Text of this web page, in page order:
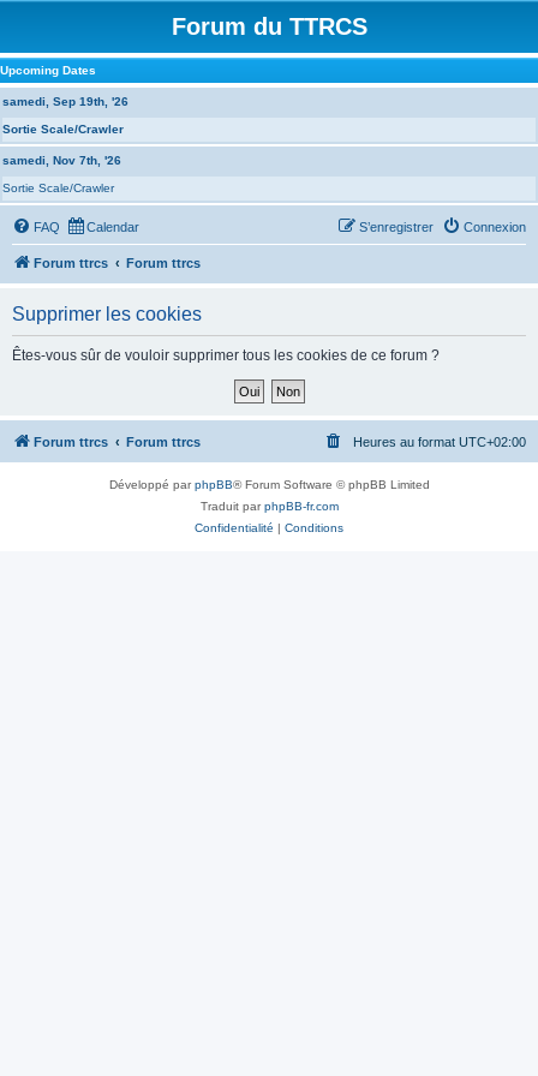
Forum du TTRCS
Upcoming Dates
samedi, Sep 19th, '26
Sortie Scale/Crawler
samedi, Nov 7th, '26
Sortie Scale/Crawler
FAQ Calendar Connexion
S’enregistrer
Forum ttrcs Forum ttrcs
Supprimer les cookies
Êtes-vous sûr de vouloir supprimer tous les cookies de ce forum ?
Forum ttrcs Forum ttrcs Heures au format UTC+02:00
Développé parphpBB® Forum Software © phpBB Limited
Traduit parphpBB-fr.com
Confidentialité | Conditions